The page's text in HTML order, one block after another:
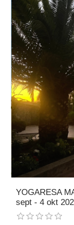
YOGARESA
sept - 4 okt